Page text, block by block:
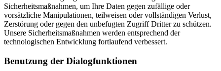
Sicherheitsmaßnahmen, um Ihre Daten gegen zufällige oder
vorsätzliche Manipulationen, teilweisen oder vollständigen Verlust,
Zerstörung oder gegen den unbefugten Zugriff Dritter zu schützen.
Unsere Sicherheitsmaßnahmen werden entsprechend der
technologischen Entwicklung fortlaufend verbessert.
Benutzung der Dialogfunktionen